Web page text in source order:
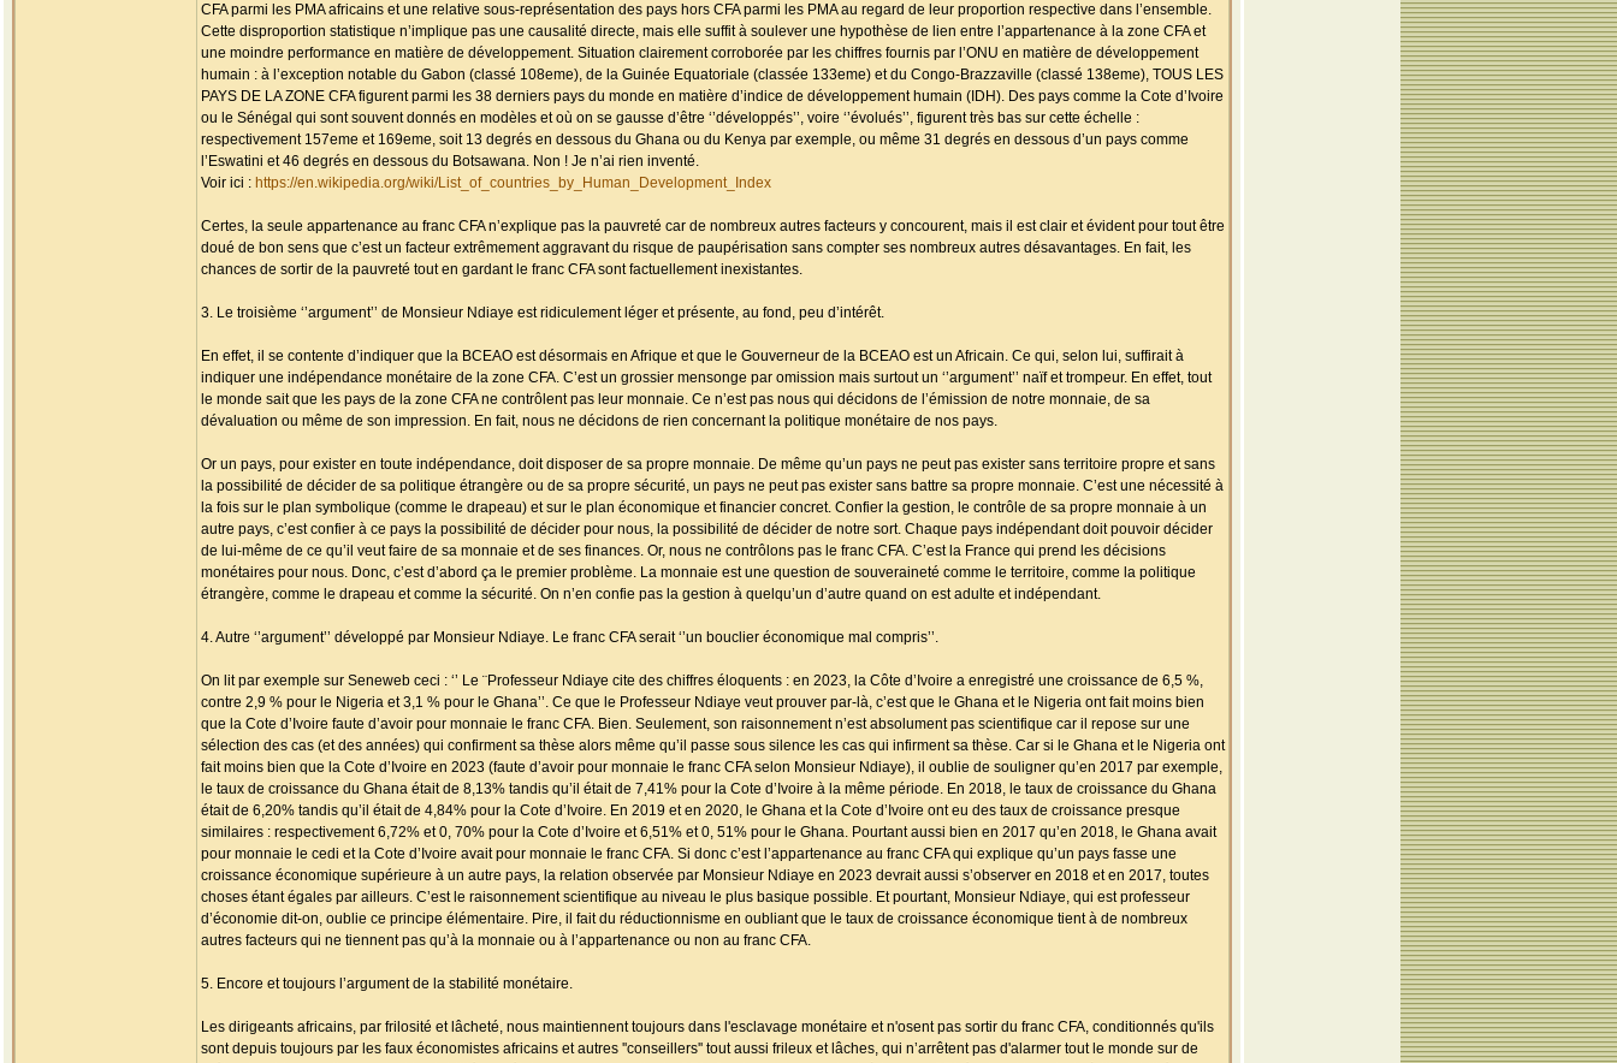
CFA parmi les PMA africains et une relative sous-représentation des pays hors CFA parmi les PMA au regard de leur proportion respective dans l’ensemble.
Cette disproportion statistique n’implique pas une causalité directe, mais elle suffit à soulever une hypothèse de lien entre l’appartenance à la zone CFA et
une moindre performance en matière de développement. Situation clairement corroborée par les chiffres fournis par l’ONU en matière de développement
humain : à l’exception notable du Gabon (classé 108eme), de la Guinée Equatoriale (classée 133eme) et du Congo-Brazzaville (classé 138eme), TOUS LES
PAYS DE LA ZONE CFA figurent parmi les 38 derniers pays du monde en matière d’indice de développement humain (IDH). Des pays comme la Cote d’Ivoire
ou le Sénégal qui sont souvent donnés en modèles et où on se gausse d’être ‘’développés’’, voire ‘’évolués’’, figurent très bas sur cette échelle :
respectivement 157eme et 169eme, soit 13 degrés en dessous du Ghana ou du Kenya par exemple, ou même 31 degrés en dessous d’un pays comme
l’Eswatini et 46 degrés en dessous du Botsawana. Non ! Je n’ai rien inventé.
Voir ici : https://en.wikipedia.org/wiki/List_of_countries_by_Human_Development_Index
Certes, la seule appartenance au franc CFA n’explique pas la pauvreté car de nombreux autres facteurs y concourent, mais il est clair et évident pour tout être
doué de bon sens que c’est un facteur extrêmement aggravant du risque de paupérisation sans compter ses nombreux autres désavantages. En fait, les
chances de sortir de la pauvreté tout en gardant le franc CFA sont factuellement inexistantes.
3. Le troisième ‘’argument’’ de Monsieur Ndiaye est ridiculement léger et présente, au fond, peu d’intérêt.
En effet, il se contente d’indiquer que la BCEAO est désormais en Afrique et que le Gouverneur de la BCEAO est un Africain. Ce qui, selon lui, suffirait à
indiquer une indépendance monétaire de la zone CFA. C’est un grossier mensonge par omission mais surtout un ‘’argument’’ naïf et trompeur. En effet, tout
le monde sait que les pays de la zone CFA ne contrôlent pas leur monnaie. Ce n’est pas nous qui décidons de l’émission de notre monnaie, de sa
dévaluation ou même de son impression. En fait, nous ne décidons de rien concernant la politique monétaire de nos pays.
Or un pays, pour exister en toute indépendance, doit disposer de sa propre monnaie. De même qu’un pays ne peut pas exister sans territoire propre et sans
la possibilité de décider de sa politique étrangère ou de sa propre sécurité, un pays ne peut pas exister sans battre sa propre monnaie. C’est une nécessité à
la fois sur le plan symbolique (comme le drapeau) et sur le plan économique et financier concret. Confier la gestion, le contrôle de sa propre monnaie à un
autre pays, c’est confier à ce pays la possibilité de décider pour nous, la possibilité de décider de notre sort. Chaque pays indépendant doit pouvoir décider
de lui-même de ce qu’il veut faire de sa monnaie et de ses finances. Or, nous ne contrôlons pas le franc CFA. C’est la France qui prend les décisions
monétaires pour nous. Donc, c’est d’abord ça le premier problème. La monnaie est une question de souveraineté comme le territoire, comme la politique
étrangère, comme le drapeau et comme la sécurité. On n’en confie pas la gestion à quelqu’un d’autre quand on est adulte et indépendant.
4. Autre ‘’argument’’ développé par Monsieur Ndiaye. Le franc CFA serait ‘’un bouclier économique mal compris’’.
On lit par exemple sur Seneweb ceci : ‘’ Le ¨Professeur Ndiaye cite des chiffres éloquents : en 2023, la Côte d’Ivoire a enregistré une croissance de 6,5 %,
contre 2,9 % pour le Nigeria et 3,1 % pour le Ghana’’. Ce que le Professeur Ndiaye veut prouver par-là, c’est que le Ghana et le Nigeria ont fait moins bien
que la Cote d’Ivoire faute d’avoir pour monnaie le franc CFA. Bien. Seulement, son raisonnement n’est absolument pas scientifique car il repose sur une
sélection des cas (et des années) qui confirment sa thèse alors même qu’il passe sous silence les cas qui infirment sa thèse. Car si le Ghana et le Nigeria ont
fait moins bien que la Cote d’Ivoire en 2023 (faute d’avoir pour monnaie le franc CFA selon Monsieur Ndiaye), il oublie de souligner qu’en 2017 par exemple,
le taux de croissance du Ghana était de 8,13% tandis qu’il était de 7,41% pour la Cote d’Ivoire à la même période. En 2018, le taux de croissance du Ghana
était de 6,20% tandis qu’il était de 4,84% pour la Cote d’Ivoire. En 2019 et en 2020, le Ghana et la Cote d’Ivoire ont eu des taux de croissance presque
similaires : respectivement 6,72% et 0, 70% pour la Cote d’Ivoire et 6,51% et 0, 51% pour le Ghana. Pourtant aussi bien en 2017 qu’en 2018, le Ghana avait
pour monnaie le cedi et la Cote d’Ivoire avait pour monnaie le franc CFA. Si donc c’est l’appartenance au franc CFA qui explique qu’un pays fasse une
croissance économique supérieure à un autre pays, la relation observée par Monsieur Ndiaye en 2023 devrait aussi s’observer en 2018 et en 2017, toutes
choses étant égales par ailleurs. C’est le raisonnement scientifique au niveau le plus basique possible. Et pourtant, Monsieur Ndiaye, qui est professeur
d’économie dit-on, oublie ce principe élémentaire. Pire, il fait du réductionnisme en oubliant que le taux de croissance économique tient à de nombreux
autres facteurs qui ne tiennent pas qu’à la monnaie ou à l’appartenance ou non au franc CFA.
5. Encore et toujours l’argument de la stabilité monétaire.
Les dirigeants africains, par frilosité et lâcheté, nous maintiennent toujours dans l'esclavage monétaire et n'osent pas sortir du franc CFA, conditionnés qu'ils
sont depuis toujours par les faux économistes africains et autres ''conseillers'' tout aussi frileux et lâches, qui n’arrêtent pas d'alarmer tout le monde sur de